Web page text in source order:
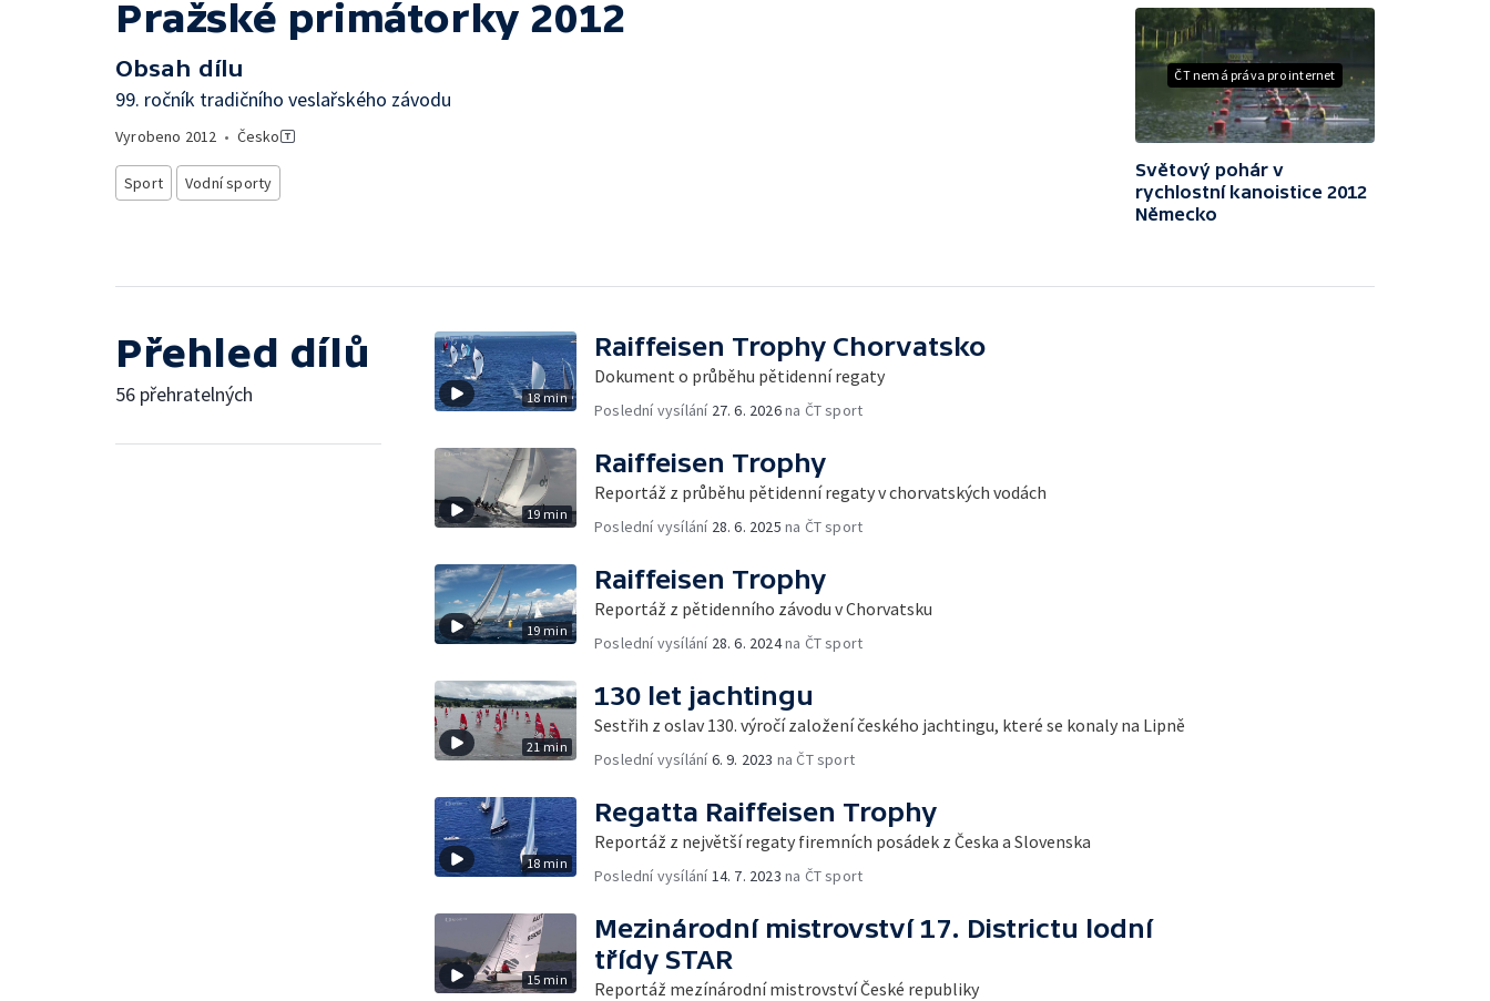
Pražské primátorky 2012
Obsah dílu
99. ročník tradičního veslařského závodu
Vyrobeno 2012 • Česko
Sport Vodní sporty
ČT nemá práva pro internet
Světový pohár v
rychlostní kanoistice 2012
Německo
Přehled dílů
56 přehratelných 18 min
Raiffeisen Trophy Chorvatsko
Dokument o průběhu pětidenní regaty
Poslední vysílání 27. 6. 2026na ČT sport
19 min
Raiffeisen Trophy
Reportáž z průběhu pětidenní regaty v chorvatských vodách
Poslední vysílání 28. 6. 2025 na ČT sport
19 min
Raiffeisen Trophy
Reportáž z pětidenního závodu v Chorvatsku
Poslední vysílání 28. 6. 2024na ČT sport
21 min
130 let jachtingu
Sestřih z oslav 130. výročí založení českého jachtingu, které se konaly na Lipně
Poslední vysílání6. 9. 2023 na ČT sport
18 min
Regatta Raiffeisen Trophy
Reportáž z největší regaty firemních posádek z Česka a Slovenska
Poslední vysílání 14. 7. 2023 na ČT sport
15 min
Mezinárodní mistrovství 17. Districtu lodní
třídy STAR
Reportáž mezínárodní mistrovství České republiky